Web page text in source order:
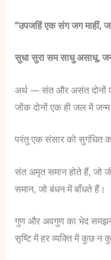
“उपजहिं एक संग जग माहीं,
सुधा सुरा सम साधु असाधू,
अर्थ —संत और असंत दोनों
जोंक दोनों एक ही जल में
परंतु एक संसार को सुगंधित
संत अमृत समान होते हैं, जो
समान, जो बंधन में बाँधते हैं।
गुण और अवगुण का भेद
सृष्टि में हर व्यक्ति में कुछ न